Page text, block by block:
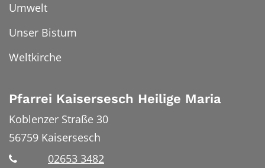
Umwelt
Unser Bistum
Weltkirche
Pfarrei Kaisersesch Heilige Maria
Koblenzer Straße 30
56759 Kaisersesch
02653 3482